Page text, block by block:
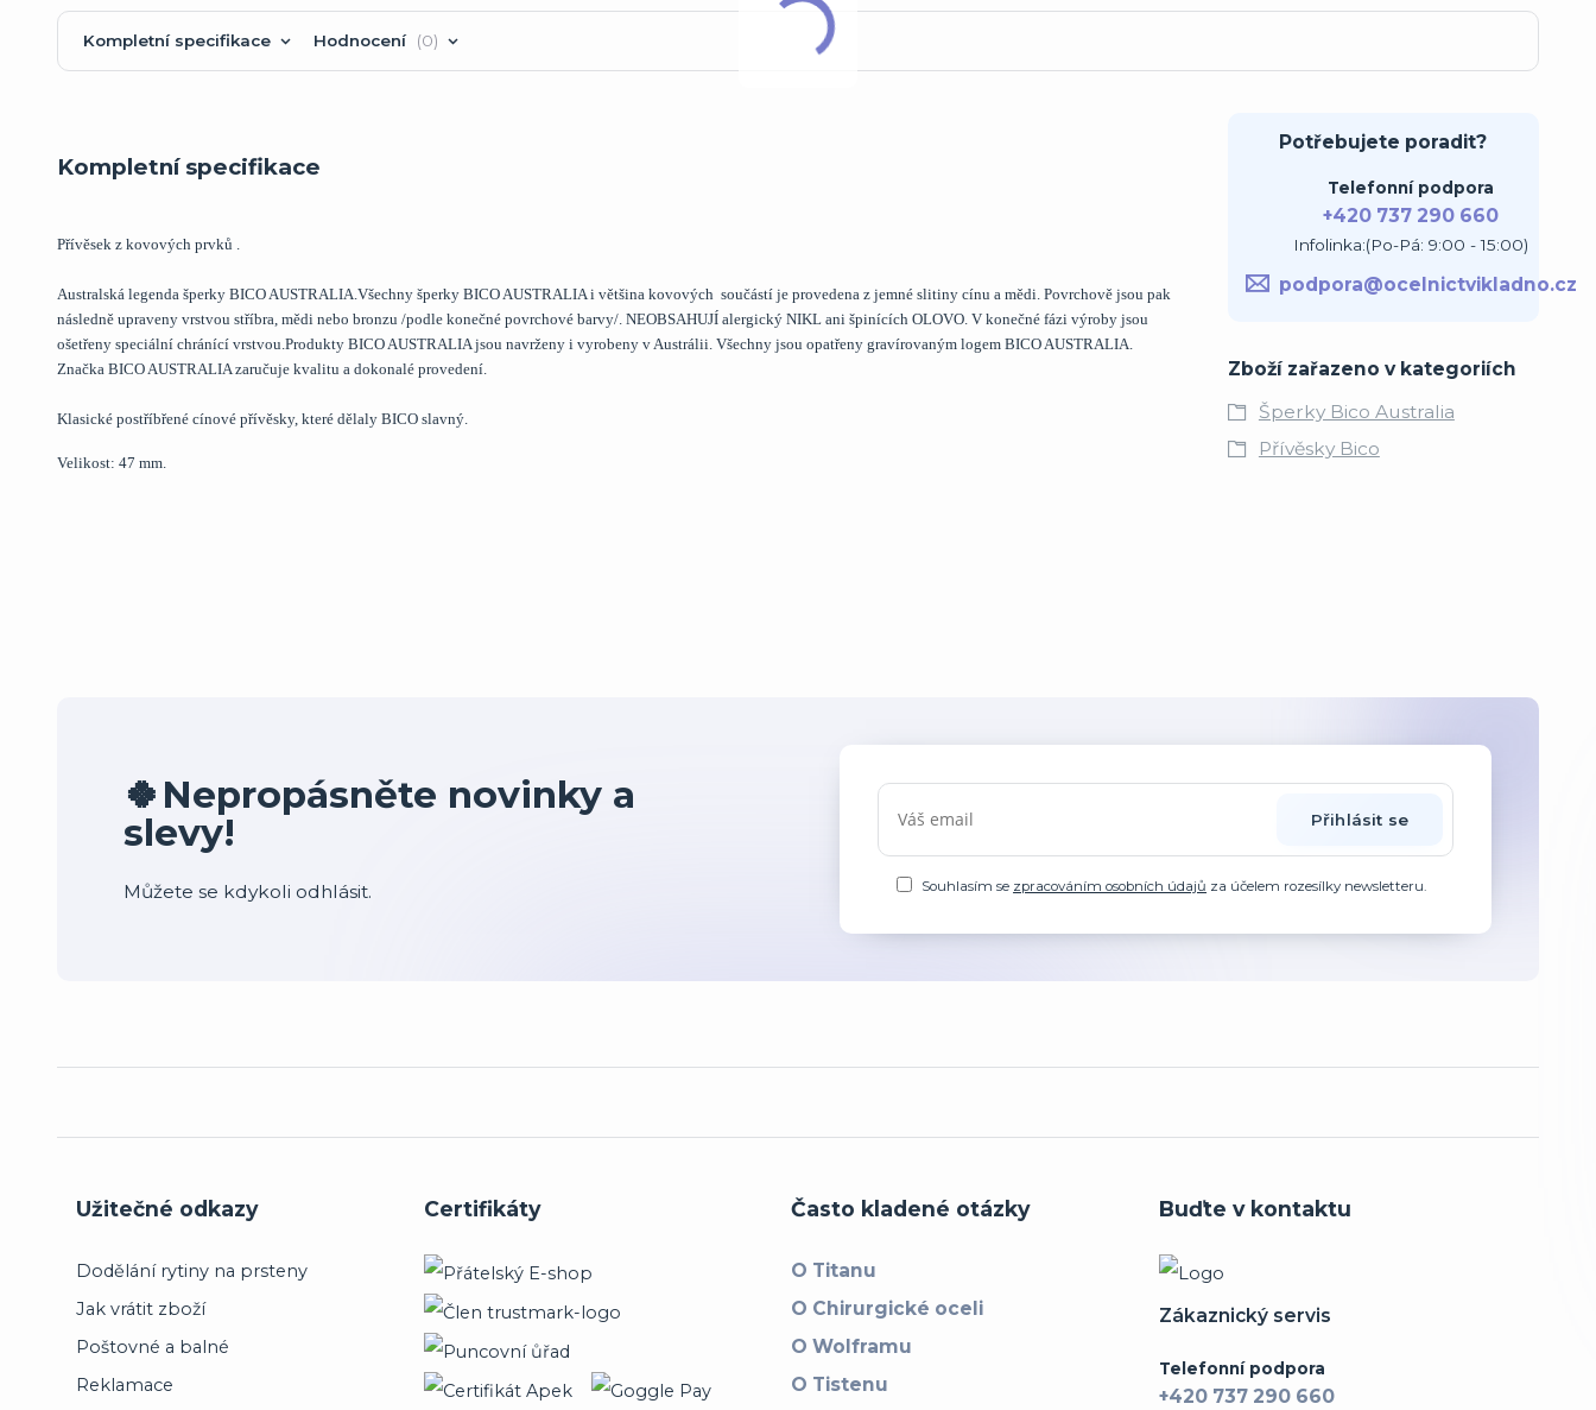
Kompletní specifikace Hodnocení 0
Kompletní specifikace
Přívěsek z kovových prvků .
Australská legenda šperky BICO AUSTRALIA.Všechny šperky BICO AUSTRALIA i většina kovových součástí je provedena z jemné slitiny cínu a mědi. Povrchově jsou pak
následně upraveny vrstvou stříbra, mědi nebo bronzu /podle konečné povrchové barvy/. NEOBSAHUJÍ alergický NIKL ani špinících OLOVO. V konečné fázi výroby jsou
ošetřeny speciální chránící vrstvou.Produkty BICO AUSTRALIA jsou navrženy i vyrobeny v Austrálii. Všechny jsou opatřeny gravírovaným logem BICO AUSTRALIA.
Značka BICO AUSTRALIA zaručuje kvalitu a dokonalé provedení.
Klasické postříbřené cínové přívěsky, které dělaly BICO slavný.
Velikost: 47 mm.
Potřebujete poradit?
Telefonní podpora
+420 737 290 660
Infolinka:(Po-Pá: 9:00 - 15:00)
podpora@ocelnictvikladno.cz
Zboží zařazeno v kategoriích
Šperky Bico Australia
Přívěsky Bico
🍀Nepropásněte novinky a
slevy!
Můžete se kdykoli odhlásit.
Přihlásit se
Souhlasím se zpracováním osobních údajů za účelem rozesílky newsletteru.
Užitečné odkazy
Dodělání rytiny na prsteny
Jak vrátit zboží
Poštovné a balné
Reklamace
Certifikáty Často kladené otázky
O Titanu
O Chirurgické oceli
O Wolframu
O Tistenu
Buďte v kontaktu
Zákaznický servis
Telefonní podpora
+420 737 290 660